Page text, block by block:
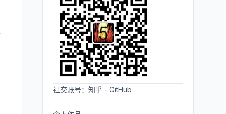
社交账号： 知乎 - GitHub